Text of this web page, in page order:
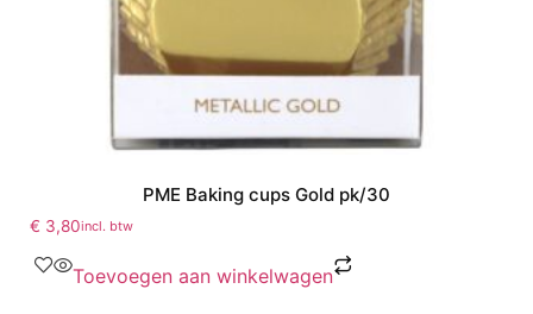
PME Baking cups Gold pk/30
€ 3,80incl. btw
Toevoegen aan winkelwagen